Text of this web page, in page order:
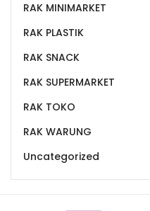
RAK MINIMARKET
RAK PLASTIK
RAK SNACK
RAK SUPERMARKET
RAK TOKO
RAK WARUNG
Uncategorized